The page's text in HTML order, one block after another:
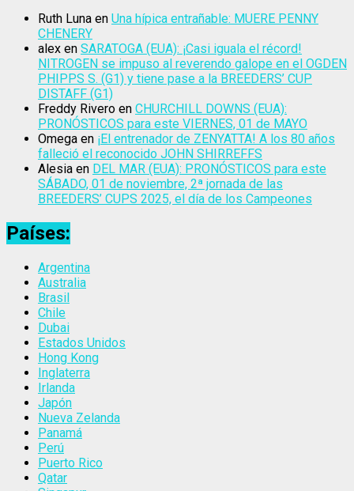
Ruth Luna en Una hípica entrañable: MUERE PENNY
CHENERY
alex en SARATOGA (EUA): ¡Casi iguala el récord!
NITROGEN se impuso al reverendo galope en el OGDEN
PHIPPS S. (G1) y tiene pase a la BREEDERS’ CUP
DISTAFF (G1)
Freddy Rivero en CHURCHILL DOWNS (EUA):
PRONÓSTICOS para este VIERNES, 01 de MAYO
Omega en ¡El entrenador de ZENYATTA! A los 80 años
falleció el reconocido JOHN SHIRREFFS
Alesia en DEL MAR (EUA): PRONÓSTICOS para este
SÁBADO, 01 de noviembre, 2ª jornada de las
BREEDERS’ CUPS 2025, el día de los Campeones
Países:
Argentina
Australia
Brasil
Chile
Dubai
Estados Unidos
Hong Kong
Inglaterra
Irlanda
Japón
Nueva Zelanda
Panamá
Perú
Puerto Rico
Qatar